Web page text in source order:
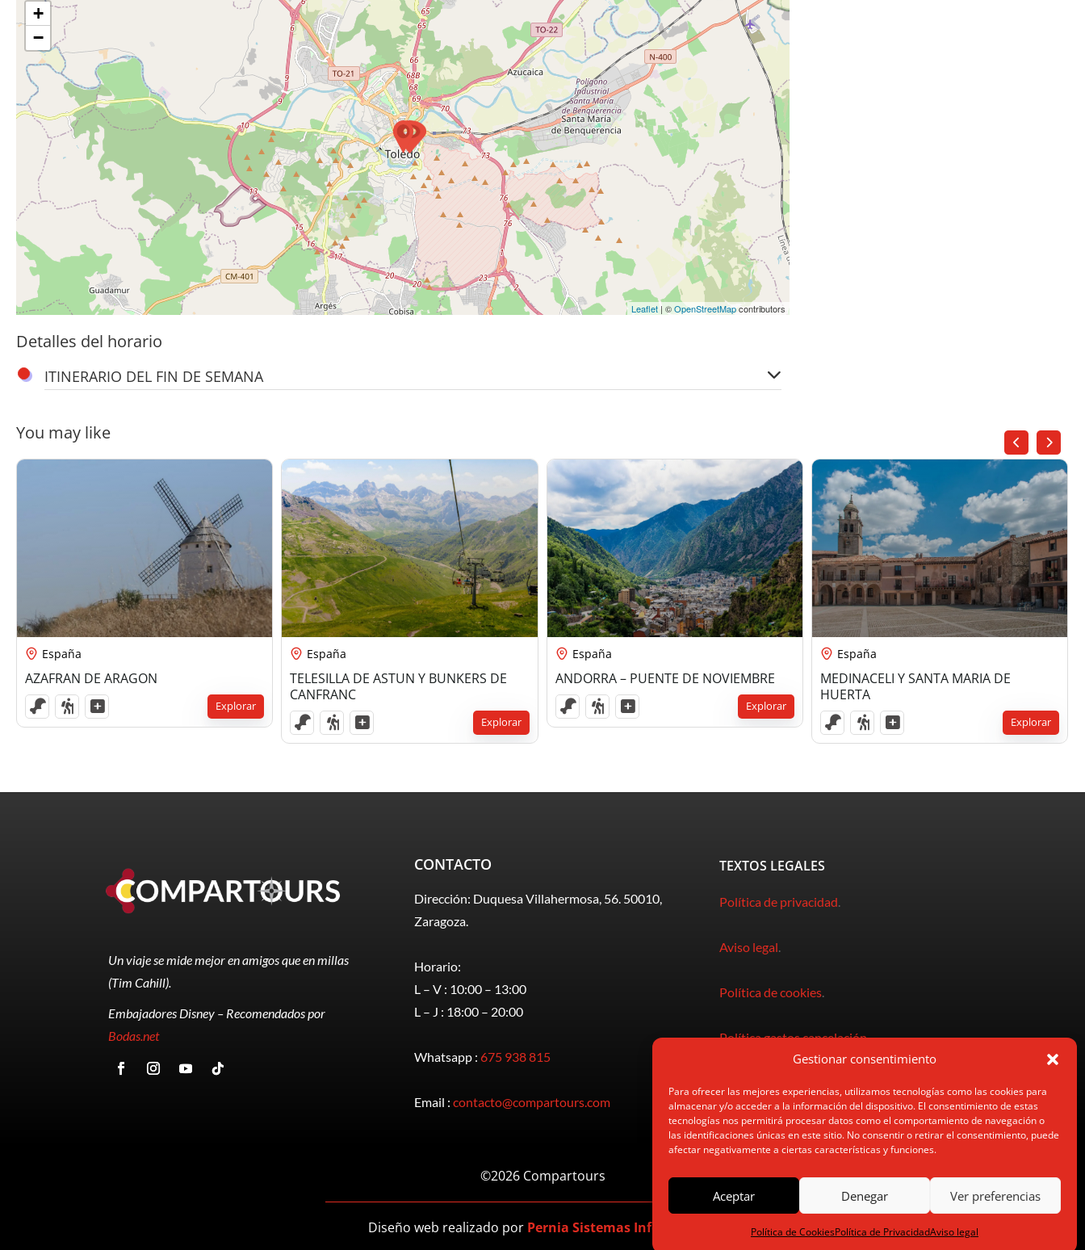
Gestionar consentimiento
Para ofrecer las mejores experiencias, utilizamos tecnologías como las cookies para
almacenar y/o acceder a la información del dispositivo. El consentimiento de estas
tecnologías nos permitirá procesar datos como el comportamiento de navegación o
las identificaciones únicas en este sitio. No consentir o retirar el consentimiento, puede
afectar negativamente a ciertas características y funciones.
Aceptar Denegar Ver preferencias
Política de CookiesPolítica de PrivacidadAviso legal
+
−
Leaflet | ©OpenStreetMapcontributors
Detalles del horario
ITINERARIO DEL FIN DE SEMANA
You may like
75,00€
España
AZAFRAN DE ARAGON
Explorar
85,00€
España
TELESILLA DE ASTUN Y BUNKERS DE
CANFRANC
Explorar
325,00€
España
ANDORRA – PUENTE DE NOVIEMBRE
Explorar
79,00€
España
MEDINACELI Y SANTA MARIA DE
HUERTA
Explorar
Un viaje se mide mejor en amigos que en millas
(Tim Cahill).
Embajadores Disney – Recomendados por
Bodas.net
CONTACTO
Dirección: Duquesa Villahermosa, 56. 50010,
Zaragoza.
Horario:
L – V : 10:00 – 13:00
L – J : 18:00 – 20:00
Whatsapp : 675 938 815
Email : contacto@compartours.com
TEXTOS LEGALES
Política de privacidad.
Aviso legal.
Política de cookies.
Política gastos cancelación.
©2026 Compartours
Diseño web realizado por Pernia Sistemas Informáticos